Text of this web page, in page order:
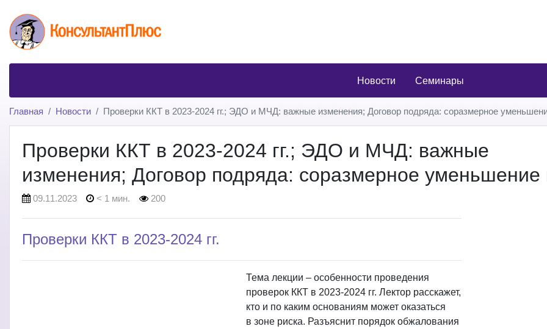
Новости Семинары
Главная Новости Проверки ККТ в 2023-2024 гг.; ЭДО и МЧД: важные изменения; Договор подряда: соразмерное
Проверки ККТ в 2023-2024 гг.; ЭДО и МЧД: важные
изменения; Договор подряда: соразмерное уменьшение
09.11.2023 < 1 мин. 200
Проверки ККТ в 2023-2024 гг.
Тема лекции – особенности проведения
проверок ККТ в 2023-2024 гг. Лектор расскажет,
кто и по каким основаниям может оказаться
в зоне риска. Разъяснит порядок обжалования